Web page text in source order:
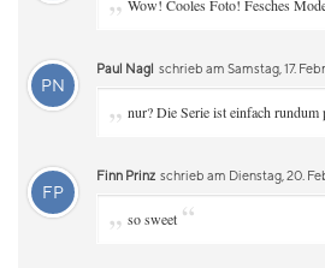
Wow! Cooles Foto! Fesches
PN
Paul Nagl schrieb am Samstag, 17.
„ nur? Die Serie ist einfach rundum
FP
Finn Prinz schrieb am Dienstag, 20.
„ so sweet “